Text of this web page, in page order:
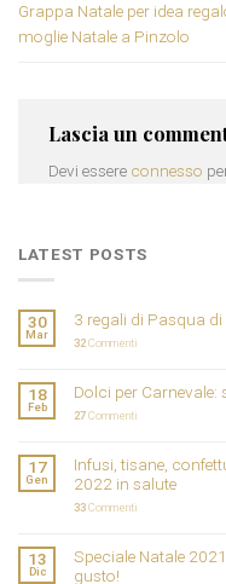
Grappa Natale per idea
moglie Natale a Pinzolo
Lascia un
Devi essere connesso
LATEST POSTS
30
Mar
3 regali di Pasqua
32Commenti
18
Feb
Dolci per Carnevale:
27Commenti
17
Gen
Infusi, tisane,
2022 in salute
33Commenti
13
Dic
Speciale Natale
gusto!